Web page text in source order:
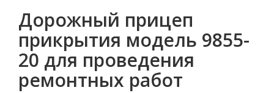
Дорожный прицеп
прикрытия модель 9855-
20 для проведения
ремонтных работ